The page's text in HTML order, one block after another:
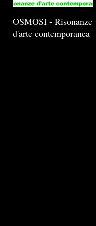
OSMOSI - Risonanze
d'arte contemporanea